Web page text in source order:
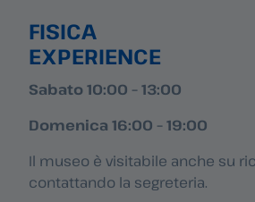
FISICA
EXPERIENCE
Sabato 10:00 – 13:00
Domenica 16:00 – 19:00
Il museo è visitabile anche su
contattando la segreteria.